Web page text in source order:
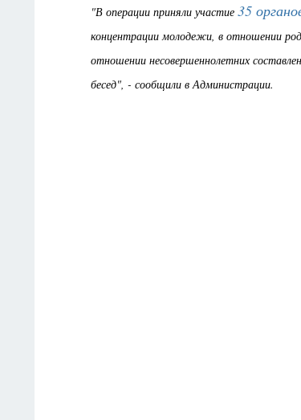
"В операции приняли участие 35
концентрации молодежи, в отношении
отношении несовершеннолетних
бесед", - сообщили в Администрации.